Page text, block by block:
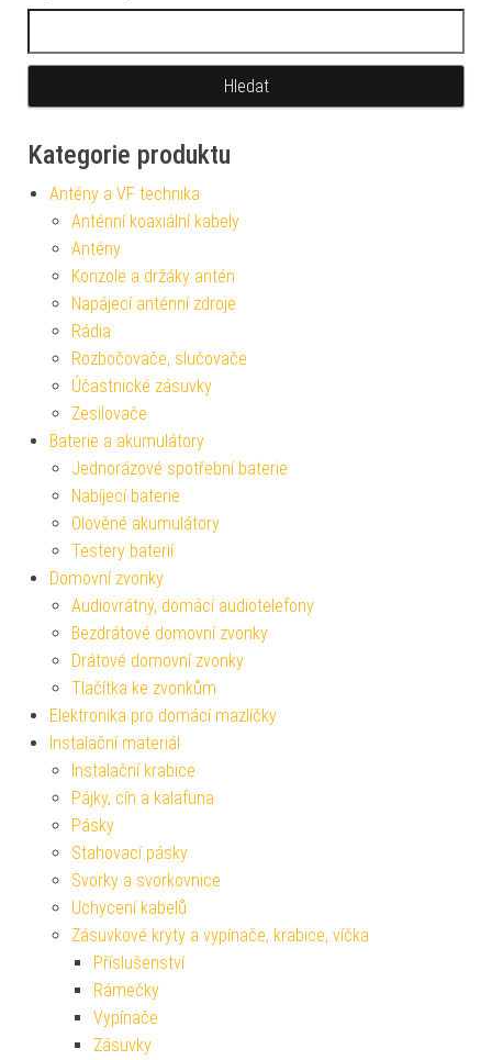
Kategorie produktu
Antény a VF technika
Anténní koaxiální kabely
Antény
Konzole a držáky antén
Napájecí anténní zdroje
Rádia
Rozbočovače, slučovače
Účastnické zásuvky
Zesilovače
Baterie a akumulátory
Jednorázové spotřební baterie
Nabíjecí baterie
Olověné akumulátory
Testery baterií
Domovní zvonky
Audiovrátný, domácí audiotelefony
Bezdrátové domovní zvonky
Drátové domovní zvonky
Tlačítka ke zvonkům
Elektronika pro domácí mazlíčky
Instalační materiál
Instalační krabice
Pájky, cín a kalafuna
Pásky
Stahovací pásky
Svorky a svorkovnice
Uchycení kabelů
Zásuvkové kryty a vypínače, krabice, víčka
Příslušenství
Rámečky
Vypínače
Zásuvky